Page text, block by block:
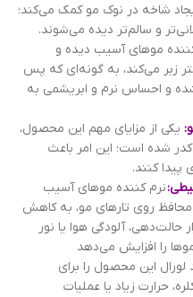
شاخه در نوک مو کمک می‌کند؛
و سالم‌تر دیده می‌شوند.
موهای آسیب دیده و
زبر می‌کند، به گونه‌ای که پس
و احساس نرم و ابریشمی به
یکی از مزایای مهم این محصول،
شده است؛ این امر باعث
کنند.
نرم کننده موهای آسیب
محافظ روی تارهای مو، به کاهش
حالت‌دهی، آلودگی هوا یا نور
را افزایش می‌دهد
لورال این محصول را برای
حرارت زیاد یا عملیات